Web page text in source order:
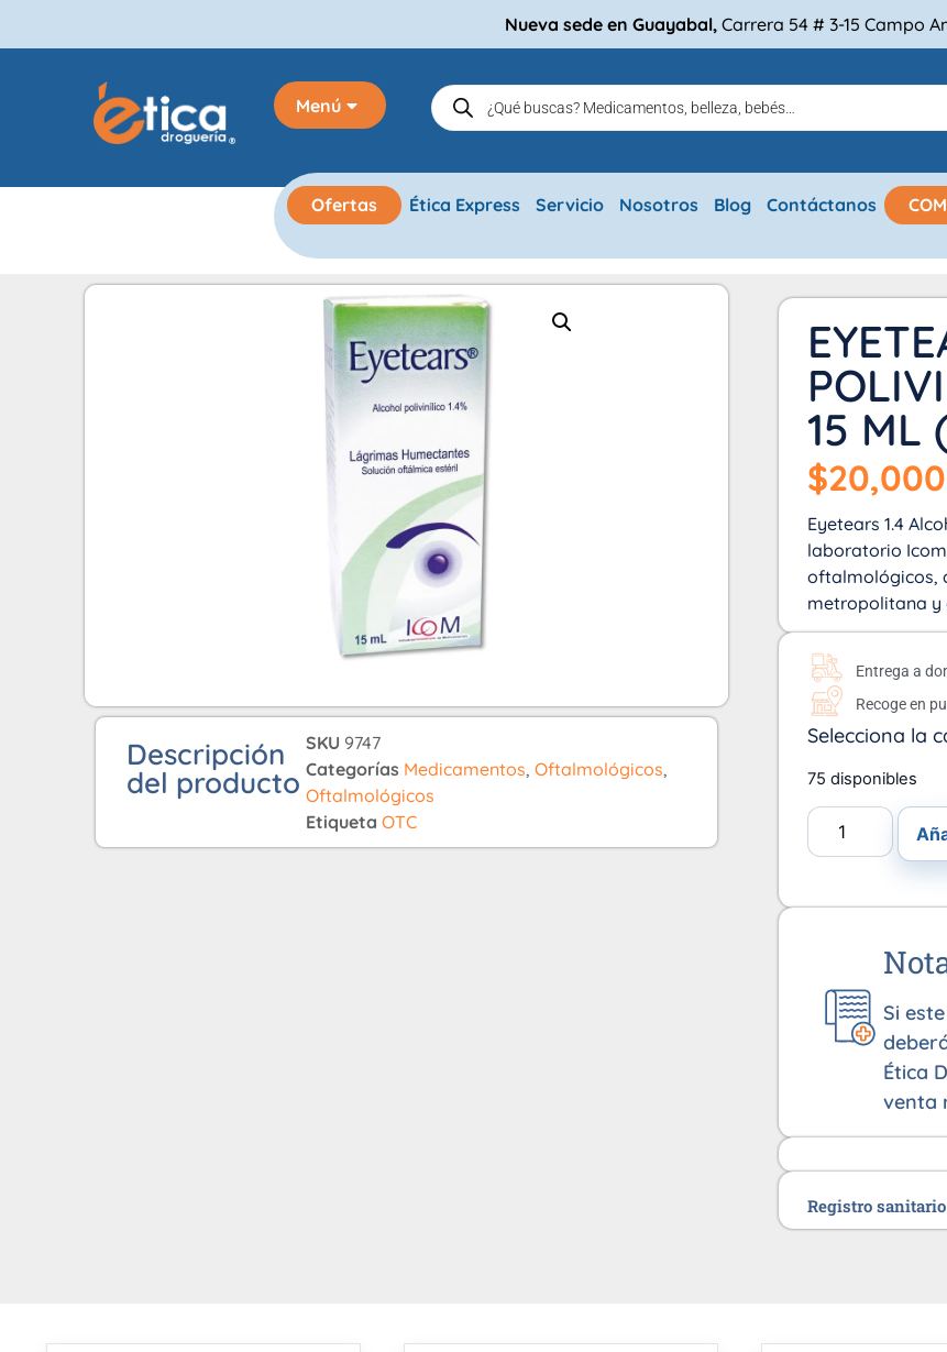
Nueva sede en Guayabal, Carrera 54 # 3-15 Campo
Menú
Ofertas Ética Express Servicio Nosotros Blog Contáctanos
Descripción
del producto
SKU 9747
Categorías Medicamentos, Oftalmológicos,
Oftalmológicos
Etiqueta OTC
15 ML
$20,000
Eyetears 1.4
laboratorio
oftalmológicos,
metropolitana y
Entrega a
Recoge en
Selecciona la
75 disponibles
Si
Ética
venta
Registro